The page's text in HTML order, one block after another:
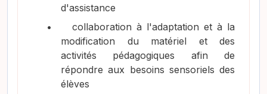
d'assistance
•
collaboration à l'adaptation et à la
modification du matériel et des
activités pédagogiques afin de
répondre aux besoins sensoriels des
élèves